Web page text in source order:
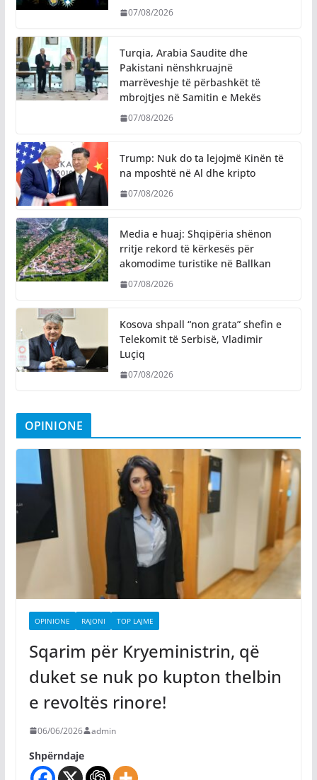
07/08/2026
Turqia, Arabia Saudite dhe
Pakistani nënshkruajnë
marrëveshje të përbashkët të
mbrojtjes në Samitin e Mekës
07/08/2026
Trump: Nuk do ta lejojmë Kinën të
na mposhtë në Al dhe kripto
07/08/2026
Media e huaj: Shqipëria shënon
rritje rekord të kërkesës për
akomodime turistike në Ballkan
07/08/2026
Kosova shpall “non grata” shefin e
Telekomit të Serbisë, Vladimir
Luçiq
07/08/2026
OPINIONE
OPINIONE RAJONI TOP LAJME
Sqarim për Kryeministrin, që
duket se nuk po kupton thelbin
e revoltës rinore!
06/06/2026 admin
Shpërndaje